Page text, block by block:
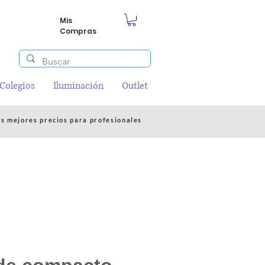
Mis
Compras
Iluminación Outlet
mejores precios para profesionales